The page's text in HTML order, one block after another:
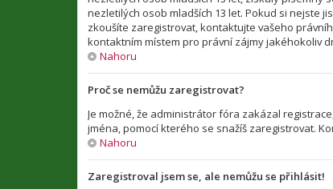
nezletilých osob mladších 13 let. Pokud si nejste
zkoušíte zaregistrovat, kontaktujte vašeho
kontaktním místem pro právní zájmy jakéhokoliv
Nahoru
Proč se nemůžu zaregistrovat?
Je možné, že administrátor fóra zakázal
jména, pomocí kterého se snažíš zaregistrovat.
Nahoru
Zaregistroval jsem se, ale nemůžu se přihlásit!